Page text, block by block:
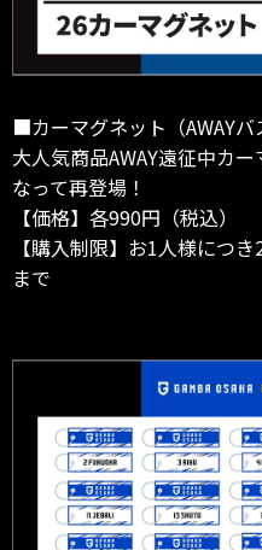
■カーマグネット（AWAYバ
大人気商品AWAY遠征中カ
なって再登場！
【価格】各990円（税込）
【購入制限】お1人様につ
まで